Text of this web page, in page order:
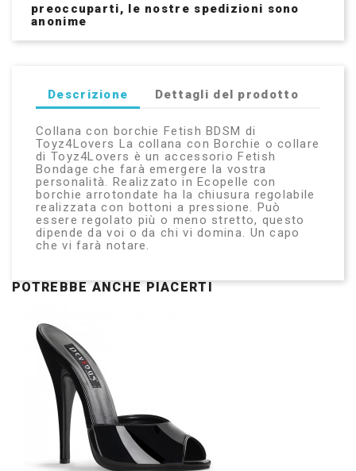
preoccuparti, le nostre spedizioni sono
anonime
Descrizione Dettagli del prodotto
Collana con borchie Fetish BDSM di
Toyz4Lovers La collana con Borchie o collare
di Toyz4Lovers è un accessorio Fetish
Bondage che farà emergere la vostra
personalità. Realizzato in Ecopelle con
borchie arrotondate ha la chiusura regolabile
realizzata con bottoni a pressione. Può
essere regolato più o meno stretto, questo
dipende da voi o da chi vi domina. Un capo
che vi farà notare.
POTREBBE ANCHE PIACERTI